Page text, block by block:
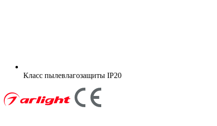
Класс пылевлагозащиты IP20